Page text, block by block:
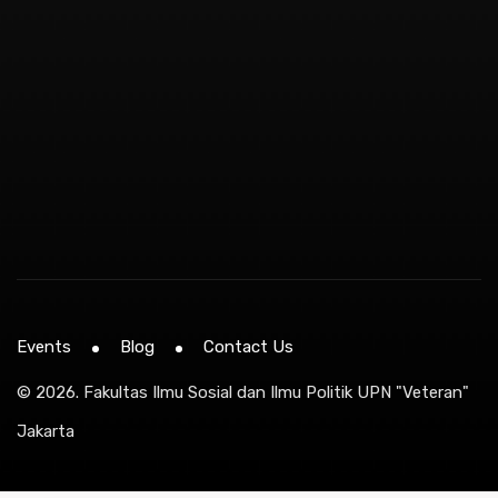
© 2026. Fakultas Ilmu Sosial dan Ilmu Politik UPN "Veteran"
Jakarta
Events Blog Contact Us